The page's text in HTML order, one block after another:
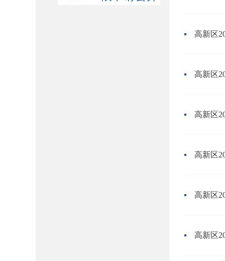
高新区
高新区
高新区
高新区
高新区
高新区